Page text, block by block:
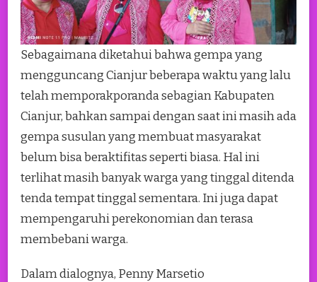
Sebagaimana diketahui bahwa gempa yang
mengguncang Cianjur beberapa waktu yang lalu
telah memporakporanda sebagian Kabupaten
Cianjur, bahkan sampai dengan saat ini masih ada
gempa susulan yang membuat masyarakat
belum bisa beraktifitas seperti biasa. Hal ini
terlihat masih banyak warga yang tinggal ditenda
tenda tempat tinggal sementara. Ini juga dapat
mempengaruhi perekonomian dan terasa
membebani warga.
Dalam dialognya, Penny Marsetio